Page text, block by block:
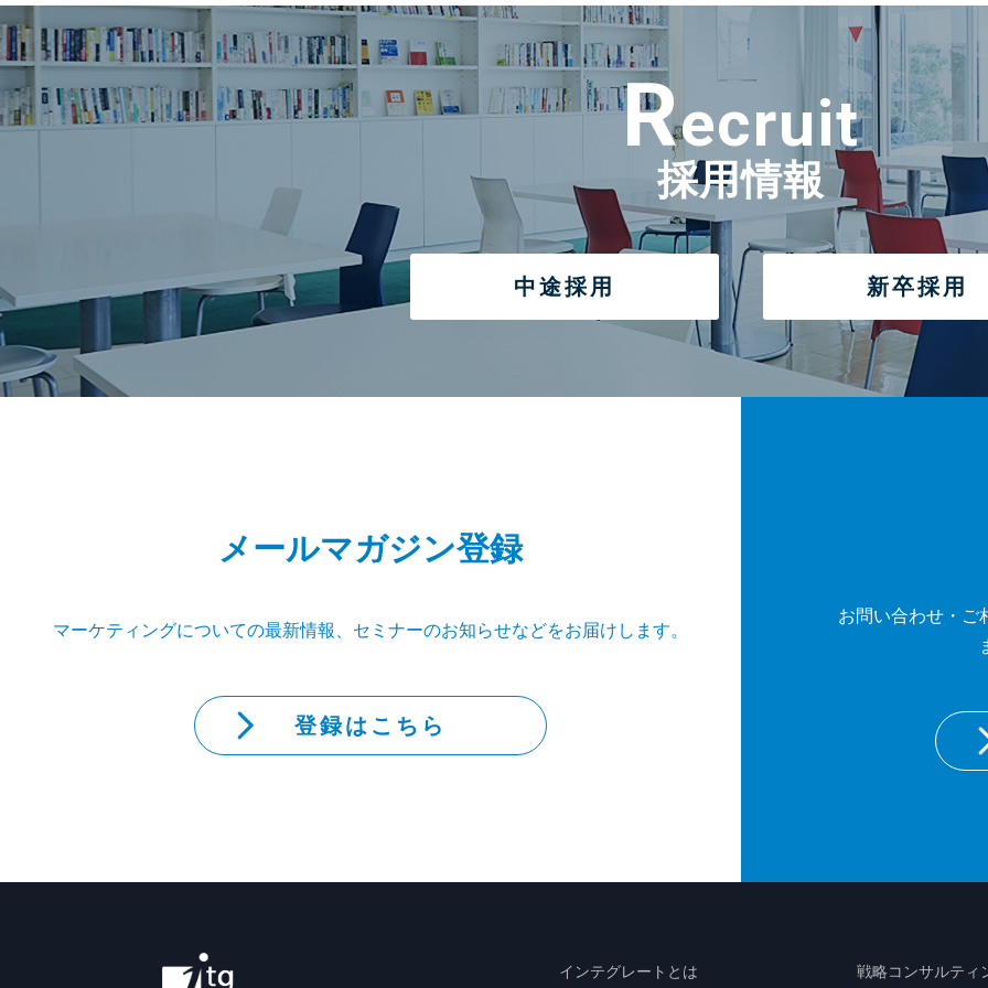
Recruit
採用情報
中途採用 新卒採用
メールマガジン登録
マーケティングについての最新情報、セミナーのお知らせなどをお届けします。
登録はこちら
お問い合わせ・ご
インテグレートとは 戦略コンサルティ